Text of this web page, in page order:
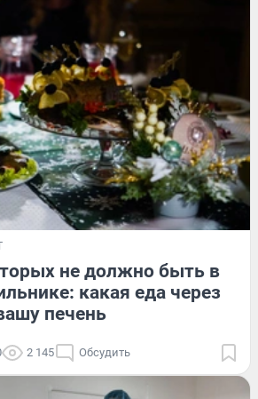
не должно быть в
какая еда через
печень
2 145 Обсудить